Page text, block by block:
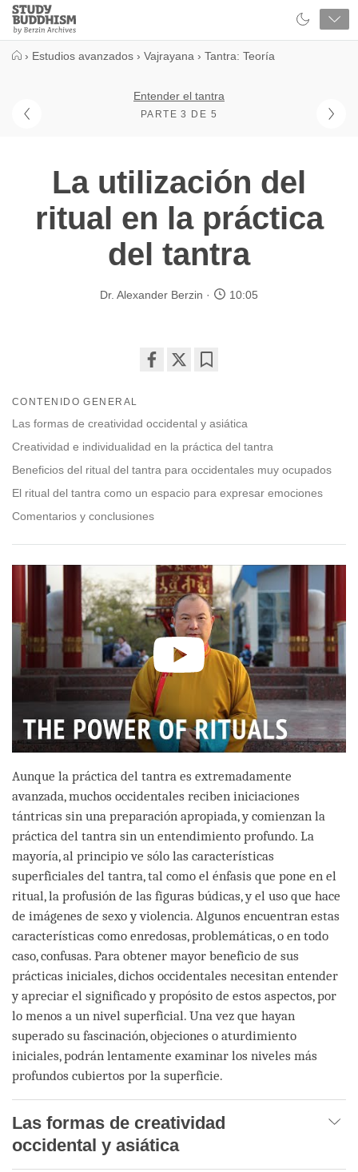
Close
Study
Buddhism
› Estudios avanzados › Vajrayana › Tantra: Teoría
Entender el tantra
PARTE 3 DE 5
La utilización del
ritual en la práctica
del tantra
Dr. Alexander Berzin 10:05
facebook
CONTENIDO GENERAL
Las formas de creatividad occidental y asiática
Creatividad e individualidad en la práctica del tantra
Beneficios del ritual del tantra para occidentales muy ocupados
El ritual del tantra como un espacio para expresar emociones
Comentarios y conclusiones
Aunque la práctica del tantra es extremadamente
avanzada, muchos occidentales reciben iniciaciones
tántricas sin una preparación apropiada, y comienzan la
práctica del tantra sin un entendimiento profundo. La
mayoría, al principio ve sólo las características
superficiales del tantra, tal como el énfasis que pone en el
ritual, la profusión de las figuras búdicas, y el uso que hace
de imágenes de sexo y violencia. Algunos encuentran estas
características como enredosas, problemáticas, o en todo
caso, confusas. Para obtener mayor beneficio de sus
prácticas iniciales, dichos occidentales necesitan entender
y apreciar el significado y propósito de estos aspectos, por
lo menos a un nivel superficial. Una vez que hayan
superado su fascinación, objeciones o aturdimiento
iniciales, podrán lentamente examinar los niveles más
profundos cubiertos por la superficie.
Las formas de creatividad
occidental y asiática